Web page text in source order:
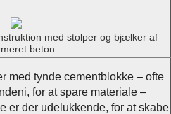
med stolper og bjælker af
beton.
med tynde cementblokke – ofte
for at spare materiale –
er der udelukkende, for at skabe